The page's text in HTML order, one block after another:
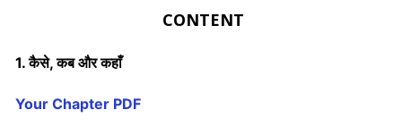
CONTENT
1. कैसे, कब और कहाँ
Your Chapter PDF